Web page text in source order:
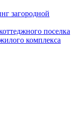
загородной
поселка
комплекса